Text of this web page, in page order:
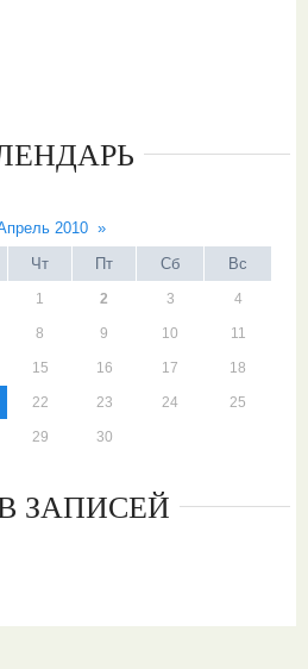
2010 »
Чт Пт Сб Вс
1 2 3 4
8 9 10 11
15 16 17 18
22 23 24 25
29 30
ЗАПИСЕЙ